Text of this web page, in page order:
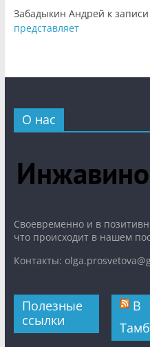
Забадыкин Андрей к записи
представляет
О нас
Cвоевременно и в
что происходит в нашем
Контакты:
Полезные
ссылки
В